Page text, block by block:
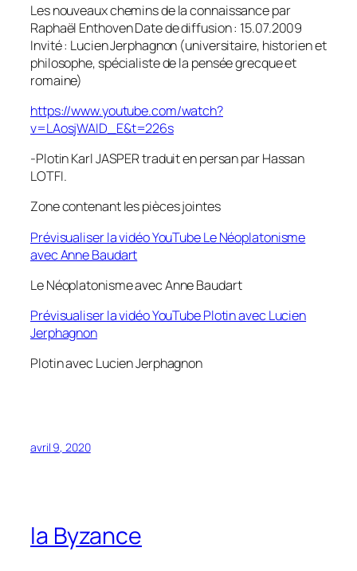
Les nouveaux chemins de la connaissance par
Raphaël Enthoven Date de diffusion : 15.07.2009
Invité : Lucien Jerphagnon (universitaire, historien et
philosophe, spécialiste de la pensée grecque et
romaine)
https://www.youtube.com/watch?
v=LAosjWAID_E&t=226s
-Plotin Karl JASPER traduit en persan par Hassan
LOTFI.
Zone contenant les pièces jointes
Prévisualiser la vidéo YouTube Le Néoplatonisme
avec Anne Baudart
Le Néoplatonisme avec Anne Baudart
Prévisualiser la vidéo YouTube Plotin avec Lucien
Jerphagnon
Plotin avec Lucien Jerphagnon
avril 9, 2020
la Byzance